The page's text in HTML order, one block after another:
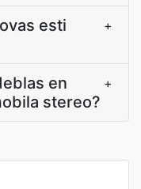
esti
+
en
stereo?
+